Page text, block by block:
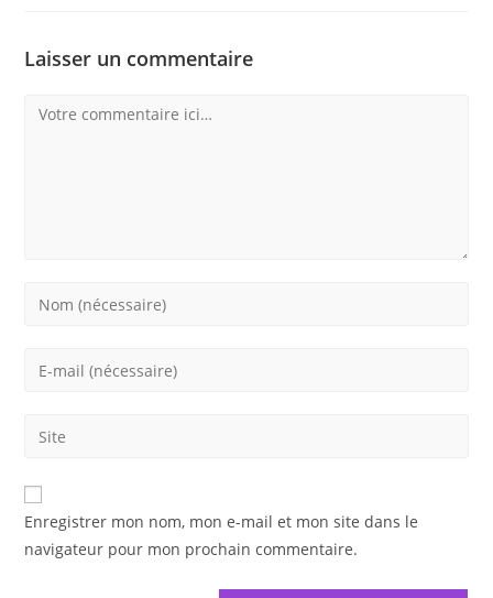
Laisser un commentaire
Comment
Enter
Enter
address
comment
Saisir
de
votre
(facultatif)
Enregistrer mon nom, mon e-mail et mon site dans le
navigateur pour mon prochain commentaire.